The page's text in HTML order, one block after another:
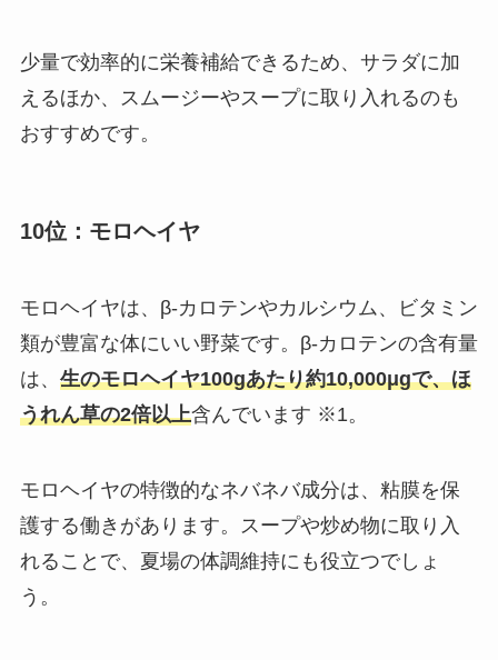
少量で効率的に栄養補給できるため、サラダに加
えるほか、スムージーやスープに取り入れるのも
おすすめです。
10位：モロヘイヤ
モロヘイヤは、β-カロテンやカルシウム、ビタミン
類が豊富な体にいい野菜です。β-カロテンの含有量
は、 生のモロヘイヤ100gあたり約10,000μgで、ほ
うれん草の2倍以上含んでいます ※1。
モロヘイヤの特徴的なネバネバ成分は、粘膜を保
護する働きがあります。スープや炒め物に取り入
れることで、夏場の体調維持にも役立つでしょ
う。